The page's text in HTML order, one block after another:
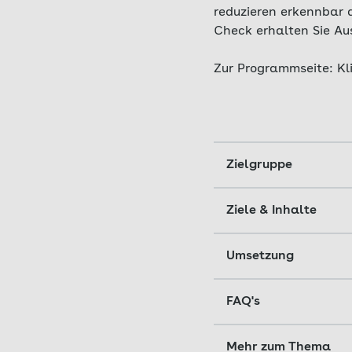
reduzieren erkennbar
Check erhalten Sie
Zur Programmseite:
Zielgruppe
AOK Schulfitness
Ziele & Inhalte
Das Programm zielt
Im Rahmen von
anschließend
Umsetzung
Zu Beginn testet
FAQ's
Kostet AOK
Mehr zum Thema